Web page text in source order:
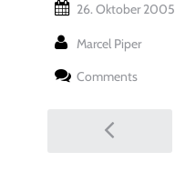
26. Oktober 2005
Marcel Piper
Comments
Post